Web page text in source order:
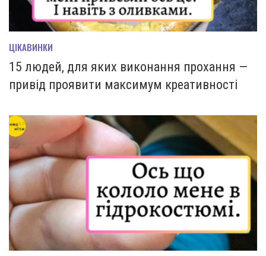
ЦІКАВИНКИ
15 людей, для яких виконання прохання —
привід проявити максимум креативності